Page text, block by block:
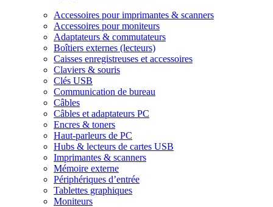
Accessoires pour imprimantes & scanners
Accessoires pour moniteurs
Adaptateurs & commutateurs
Boîtiers externes (lecteurs)
Caisses enregistreuses et accessoires
Claviers & souris
Clés USB
Communication de bureau
Câbles
Câbles et adaptateurs PC
Encres & toners
Haut-parleurs de PC
Hubs & lecteurs de cartes USB
Imprimantes & scanners
Mémoire externe
Périphériques d’entrée
Tablettes graphiques
Moniteurs